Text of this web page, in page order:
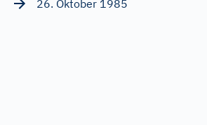
26. Oktober 1985